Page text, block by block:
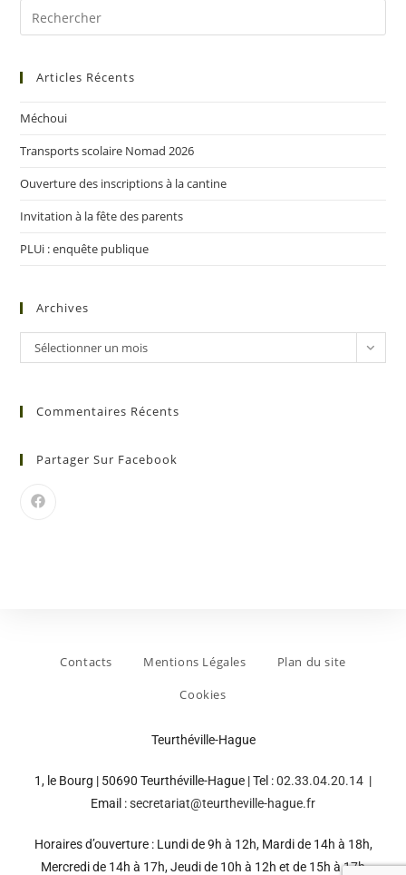
Articles Récents
Méchoui
Transports scolaire Nomad 2026
Ouverture des inscriptions à la cantine
Invitation à la fête des parents
PLUi : enquête publique
Archives
Sélectionner un mois
Commentaires Récents
Partager Sur Facebook
Contacts Mentions Légales
Plan du site
Cookies
Teurthéville-Hague
1, le Bourg | 50690 Teurthéville-Hague | Tel :02.33.04.20.14 |
Email :secretariat@teurtheville-hague.fr
Horaires d’ouverture : Lundi de 9h à 12h, Mardi de 14h à 18h,
Mercredi de 14h à 17h, Jeudi de 10h à 12h et de 15h à 17h